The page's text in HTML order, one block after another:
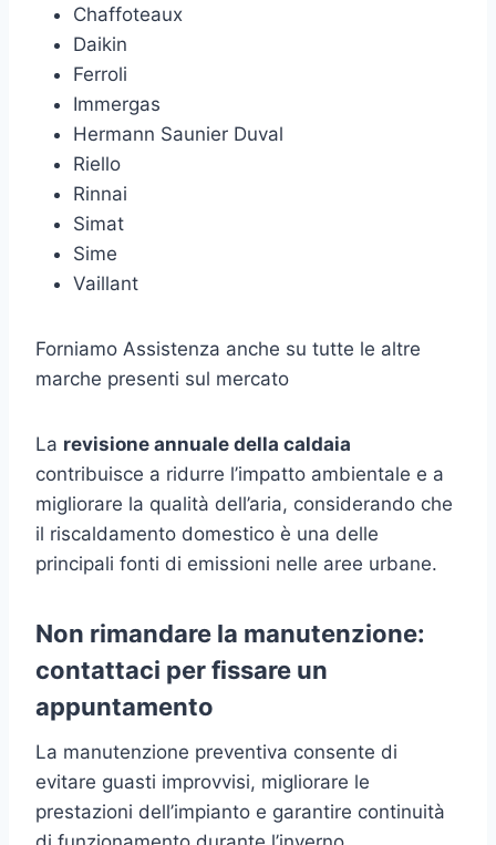
Chaffoteaux
Daikin
Ferroli
Immergas
Hermann Saunier Duval
Riello
Rinnai
Simat
Sime
Vaillant
Forniamo Assistenza anche su tutte le altre
marche presenti sul mercato
La revisione annuale della caldaia
contribuisce a ridurre l’impatto ambientale e a
migliorare la qualità dell’aria, considerando che
il riscaldamento domestico è una delle
principali fonti di emissioni nelle aree urbane.
Non rimandare la manutenzione:
contattaci per fissare un
appuntamento
La manutenzione preventiva consente di
evitare guasti improvvisi, migliorare le
prestazioni dell’impianto e garantire continuità